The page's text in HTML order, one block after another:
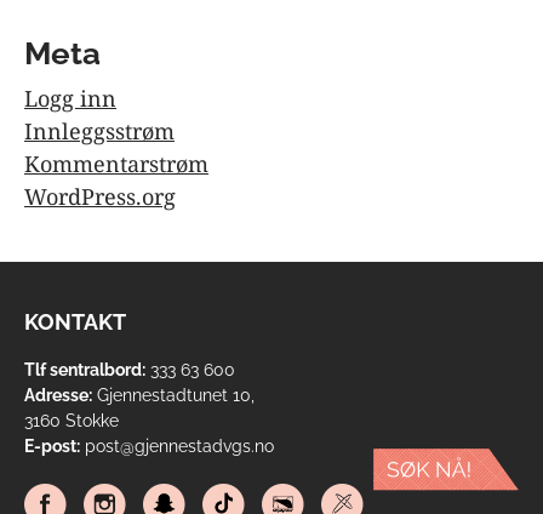
Meta
Logg inn
Innleggsstrøm
Kommentarstrøm
WordPress.org
KONTAKT
Tlf sentralbord: 333 63 600
Adresse: Gjennestadtunet 10,
3160 Stokke
E-post: post@gjennestadvgs.no